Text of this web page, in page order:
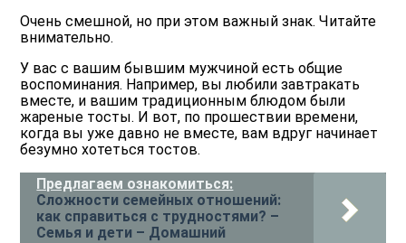
Очень смешной, но при этом важный знак. Читайте
внимательно.
У вас с вашим бывшим мужчиной есть общие
воспоминания. Например, вы любили завтракать
вместе, и вашим традиционным блюдом были
жареные тосты. И вот, по прошествии времени,
когда вы уже давно не вместе, вам вдруг начинает
безумно хотеться тостов.
Предлагаем ознакомиться:
Сложности семейных отношений:
как справиться с трудностями? –
Семья и дети – Домашний